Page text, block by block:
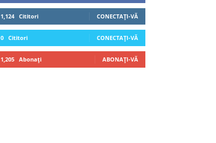
1,124 Cititori CONECTAȚI-VĂ
0 Cititori CONECTAȚI-VĂ
1,205 Abonați ABONAȚI-VĂ